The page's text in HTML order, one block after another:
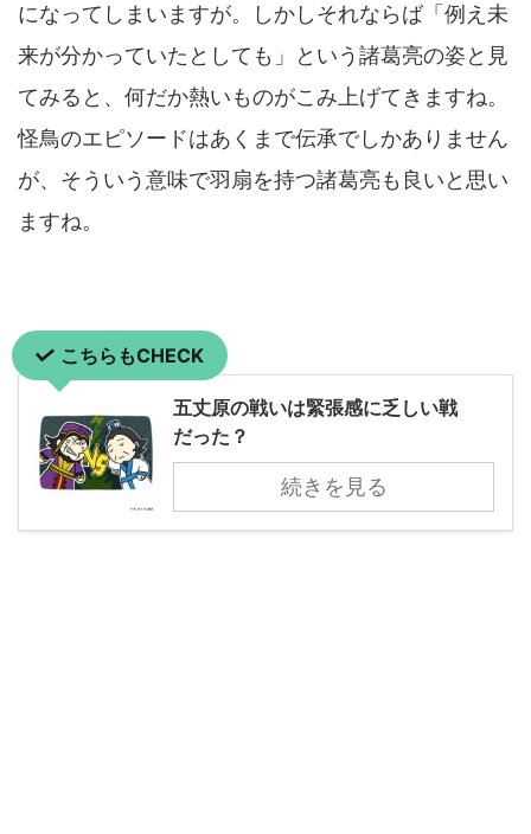
になってしまいますが。しかしそれならば「例え未
来が分かっていたとしても」という諸葛亮の姿と見
てみると、何だか熱いものがこみ上げてきますね。
怪鳥のエピソードはあくまで伝承でしかありません
が、そういう意味で羽扇を持つ諸葛亮も良いと思い
ますね。
こちらもCHECK
五丈原の戦いは緊張感に乏しい戦
だった？
続きを見る